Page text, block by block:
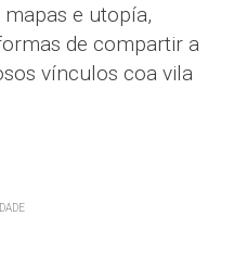
e utopía,
de compartir a
vínculos coa vila